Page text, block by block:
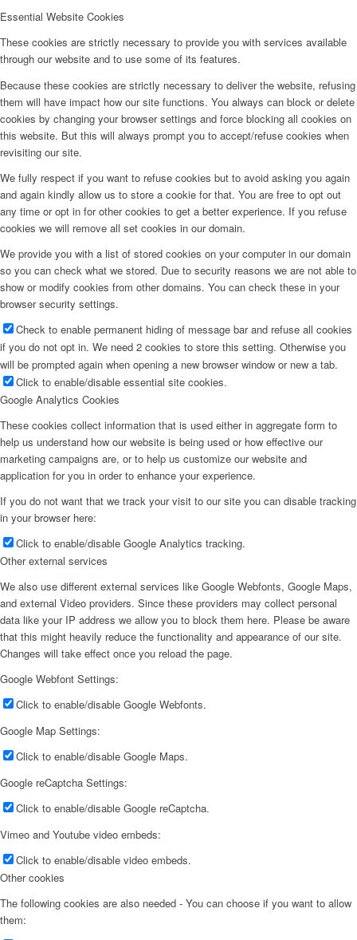
Essential Website Cookies
These cookies are strictly necessary to provide you with services available
through our website and to use some of its features.
Because these cookies are strictly necessary to deliver the website, refusing
them will have impact how our site functions. You always can block or delete
cookies by changing your browser settings and force blocking all cookies on
this website. But this will always prompt you to accept/refuse cookies when
revisiting our site.
We fully respect if you want to refuse cookies but to avoid asking you again
and again kindly allow us to store a cookie for that. You are free to opt out
any time or opt in for other cookies to get a better experience. If you refuse
cookies we will remove all set cookies in our domain.
We provide you with a list of stored cookies on your computer in our domain
so you can check what we stored. Due to security reasons we are not able to
show or modify cookies from other domains. You can check these in your
browser security settings.
Check to enable permanent hiding of message bar and refuse all cookies
if you do not opt in. We need 2 cookies to store this setting. Otherwise you
will be prompted again when opening a new browser window or new a tab.
Click to enable/disable essential site cookies.
Google Analytics Cookies
These cookies collect information that is used either in aggregate form to
help us understand how our website is being used or how effective our
marketing campaigns are, or to help us customize our website and
application for you in order to enhance your experience.
If you do not want that we track your visit to our site you can disable tracking
in your browser here:
Click to enable/disable Google Analytics tracking.
Other external services
We also use different external services like Google Webfonts, Google Maps,
and external Video providers. Since these providers may collect personal
data like your IP address we allow you to block them here. Please be aware
that this might heavily reduce the functionality and appearance of our site.
Changes will take effect once you reload the page.
Google Webfont Settings:
Click to enable/disable Google Webfonts.
Google Map Settings:
Click to enable/disable Google Maps.
Google reCaptcha Settings:
Click to enable/disable Google reCaptcha.
Vimeo and Youtube video embeds:
Click to enable/disable video embeds.
Other cookies
The following cookies are also needed - You can choose if you want to allow
them: